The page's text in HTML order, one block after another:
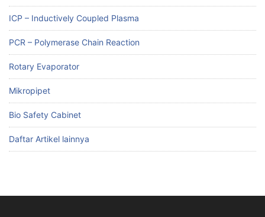
ICP – Inductively Coupled Plasma
PCR – Polymerase Chain Reaction
Rotary Evaporator
Mikropipet
Bio Safety Cabinet
Daftar Artikel lainnya